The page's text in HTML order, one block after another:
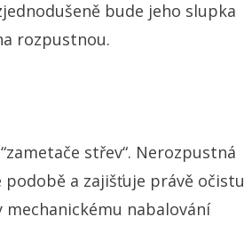
bude jeho slupka
rozpustnou.
střev“. Nerozpustná
a zajišťuje právě očistu
nabalování